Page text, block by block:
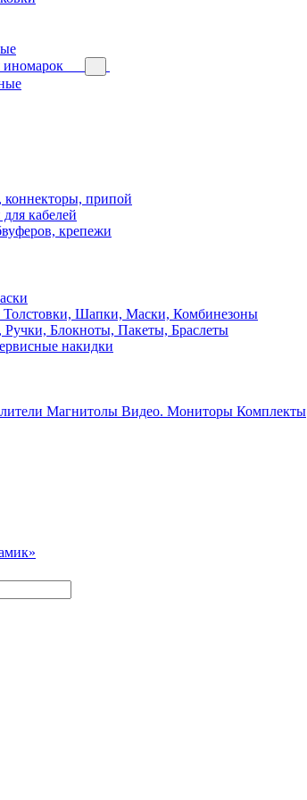
припой
кабелей
крепежи
Шапки, Маски, Комбинезоны
Блокноты, Пакеты, Браслеты
накидки
Магнитолы Видео. Мониторы Комплекты